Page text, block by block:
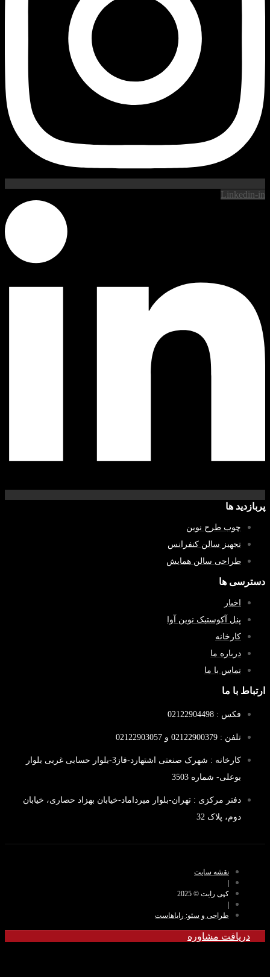
ها
چوب طرح نوین
تجهیز سالن کنفرانس
طراحی سالن همایش
ها
اخبار
پنل آکوستیک نوین آوا
کارخانه
درباره ما
تماس با ما
با ما
فکس : 02122904498
تلفن : 02122900379 و 02122903057
کارخانه : شهرک صنعتی اشتهارد-فاز3-بلوار حسابی غربی بلوار
بوعلی- شماره 3503
دفتر مرکزی : تهران-بلوار میرداماد-خیابان بهزاد حصاری، خیابان
دوم، پلاک 32
نقشه سایت
کپی رایت © 2025
طراحی و سئو: رایاهاست
دریافت مشاوره